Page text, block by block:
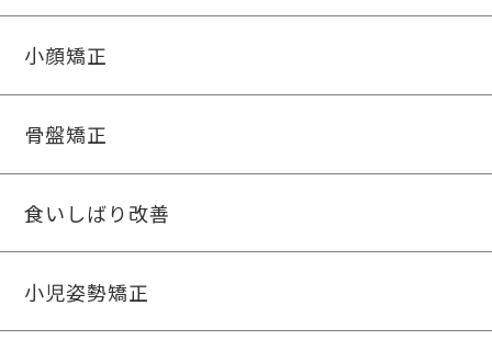
小顔矯正
骨盤矯正
食いしばり改善
小児姿勢矯正